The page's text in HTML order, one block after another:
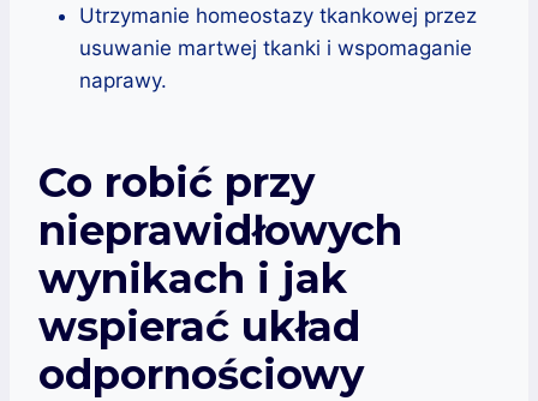
Utrzymanie homeostazy tkankowej przez
usuwanie martwej tkanki i wspomaganie
naprawy.
Co robić przy
nieprawidłowych
wynikach i jak
wspierać układ
odpornościowy